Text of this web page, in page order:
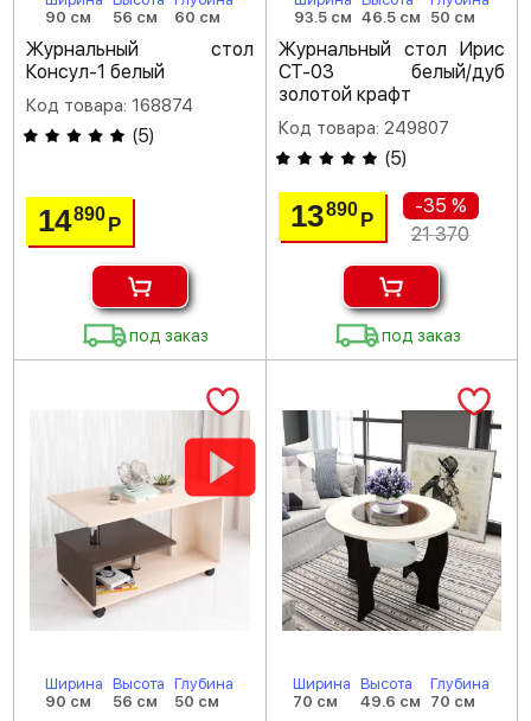
90 см
56 см
60 см
Журнальный стол
Консул-1 белый
Код товара: 168874
(5)
14890Р
под заказ
93.5 см 46.5 см
50 см
Журнальный стол Ирис
СТ-03 белый/дуб
золотой крафт
Код товара: 249807
(5)
13890 Р
-35 %
21 370
под заказ
Ширина
90 см
Высота
56 см
Глубина
50 см
Ширина
70 см
Высота
49.6 см
Глубина
70 см